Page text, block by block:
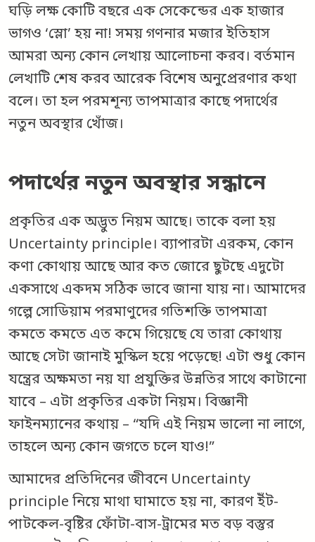
ঘড়ি লক্ষ কোটি বছরে এক সেকেন্ডের এক হাজার
ভাগও ‘স্লো’ হয় না! সময় গণনার মজার ইতিহাস
আমরা অন্য কোন লেখায় আলোচনা করব। বর্তমান
লেখাটি শেষ করব আরেক বিশেষ অনুপ্রেরণার কথা
বলে। তা হল পরমশূন্য তাপমাত্রার কাছে পদার্থের
নতুন অবস্থার খোঁজ।
পদার্থের নতুন অবস্থার সন্ধানে
প্রকৃতির এক অদ্ভুত নিয়ম আছে। তাকে বলা হয়
Uncertainty principle। ব্যাপারটা এরকম, কোন
কণা কোথায় আছে আর কত জোরে ছুটছে এদুটো
একসাথে একদম সঠিক ভাবে জানা যায় না। আমাদের
গল্পে সোডিয়াম পরমাণুদের গতিশক্তি তাপমাত্রা
কমতে কমতে এত কমে গিয়েছে যে তারা কোথায়
আছে সেটা জানাই মুস্কিল হয়ে পড়েছে! এটা শুধু কোন
যন্ত্রের অক্ষমতা নয় যা প্রযুক্তির উন্নতির সাথে কাটানো
যাবে – এটা প্রকৃতির একটা নিয়ম। বিজ্ঞানী
ফাইনম্যানের কথায় – “যদি এই নিয়ম ভালো না লাগে,
তাহলে অন্য কোন জগতে চলে যাও!”
আমাদের প্রতিদিনের জীবনে Uncertainty
principle নিয়ে মাথা ঘামাতে হয় না, কারণ ইঁট-
পাটকেল-বৃষ্টির ফোঁটা-বাস-ট্রামের মত বড় বস্তুর